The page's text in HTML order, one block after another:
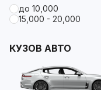
до 10,000
15,000 - 20,000
КУЗОВ АВТО